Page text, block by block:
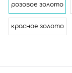
розовое золото
красное золото